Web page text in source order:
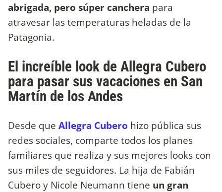
abrigada, pero súper canchera para
atravesar las temperaturas heladas de la
Patagonia.
El increíble look de Allegra Cubero
para pasar sus vacaciones en San
Martín de los Andes
Desde que Allegra Cubero hizo pública sus
redes sociales, comparte todos los planes
familiares que realiza y sus mejores looks con
sus miles de seguidores. La hija de Fabián
Cubero y Nicole Neumann tiene un gran